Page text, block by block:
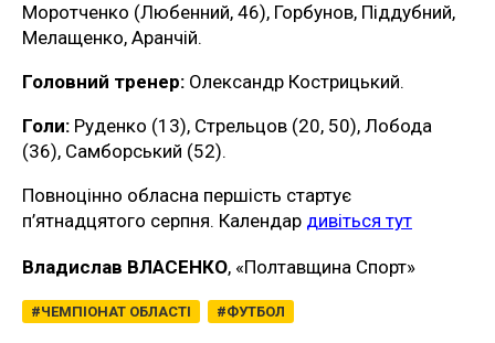
Моротченко (Любенний, 46), Горбунов, Піддубний,
Мелащенко, Аранчій.
Головний тренер: Олександр Кострицький.
Голи: Руденко (13), Стрельцов (20, 50), Лобода
(36), Самборський (52).
Повноцінно обласна першість стартує
п’ятнадцятого серпня. Календар дивіться тут
Владислав ВЛАСЕНКО, «Полтавщина Спорт»
ЧЕМПІОНАТ ОБЛАСТІ ФУТБОЛ